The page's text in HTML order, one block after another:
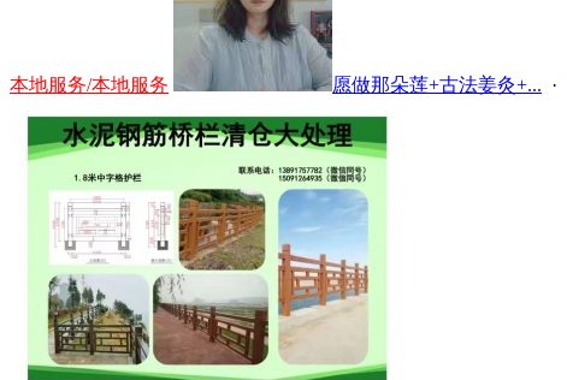
本地服务/本地服务 愿做那朵莲+古法姜灸+... ·